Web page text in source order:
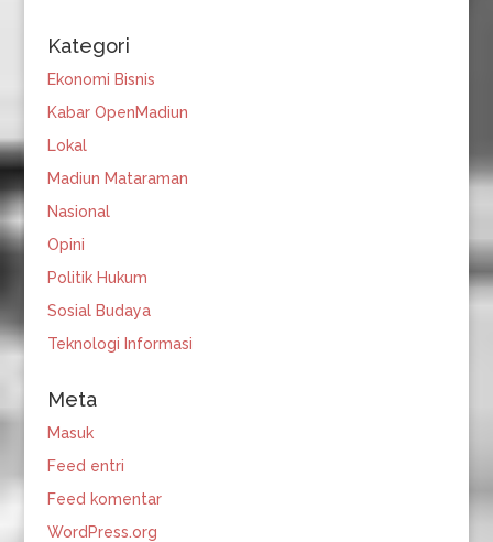
Kategori
Ekonomi Bisnis
Kabar OpenMadiun
Lokal
Madiun Mataraman
Nasional
Opini
Politik Hukum
Sosial Budaya
Teknologi Informasi
Meta
Masuk
Feed entri
Feed komentar
WordPress.org